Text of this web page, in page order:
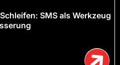
SMS als Werkzeug